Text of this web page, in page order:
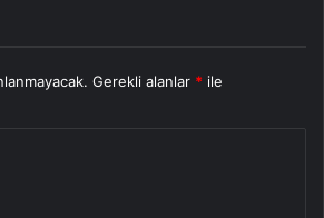
Gerekli alanlar * ile